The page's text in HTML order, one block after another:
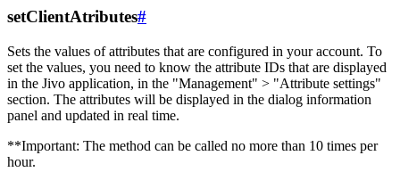
setClientAtributes#
Sets the values ​​of attributes that are configured in your account. To
set the values, you need to know the attribute IDs that are displayed
in the Jivo application, in the "Management" > "Attribute settings"
section. The attributes will be displayed in the dialog information
panel and updated in real time.
**Important: The method can be called no more than 10 times per
hour.